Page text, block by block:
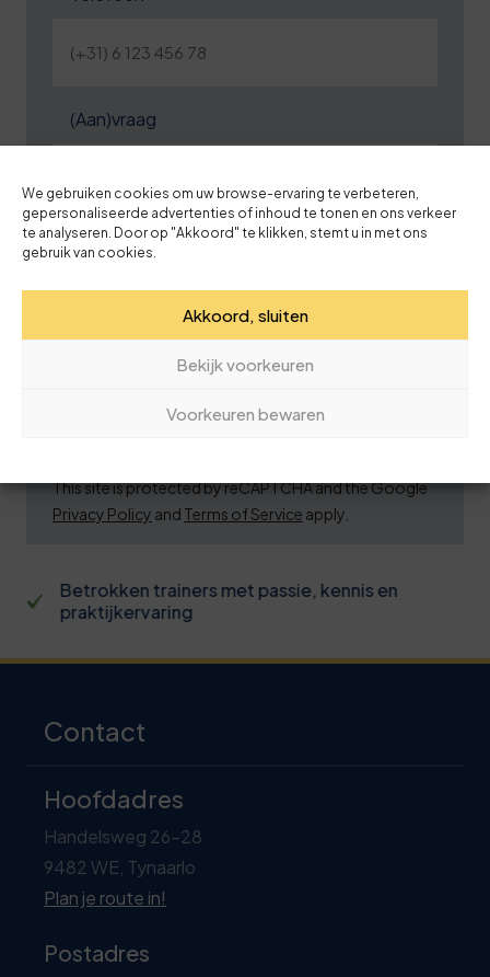
We gebruiken cookies om uw browse-ervaring te verbeteren,
gepersonaliseerde advertenties of inhoud te tonen en ons verkeer
te analyseren. Door op "Akkoord" te klikken, stemt u in met ons
gebruik van cookies.
Akkoord, sluiten
Bekijk voorkeuren
Voorkeuren bewaren
(Aan)vraag
This site is protected by reCAPTCHA and the Google
Privacy Policy and Terms of Service apply.
Betrokken trainers met passie, kennis en
praktijkervaring
Contact
Hoofdadres
Handelsweg 26-28
9482 WE, Tynaarlo
Plan je route in!
Postadres